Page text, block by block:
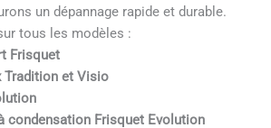
un dépannage rapide et durable.
tous les modèles :
Frisquet
Tradition et Visio
condensation Frisquet Evolution